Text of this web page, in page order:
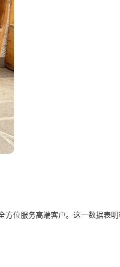
方位服务高端客户。这一数据表